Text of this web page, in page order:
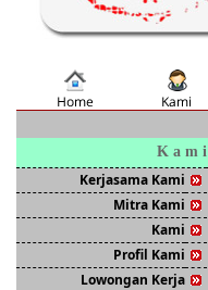
K a m i
Kerjasama Kami
Mitra Kami
Kami
Profil Kami
Lowongan Kerja